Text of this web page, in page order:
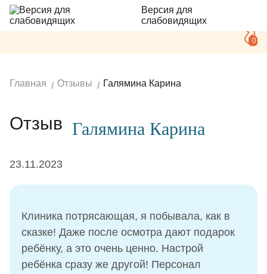
Версия для
слабовидящих
0
Главная Отзывы Галямина Карина
Отзыв Галямина Карина
23.11.2023
Клиника потрясающая, я побывала, как в
сказке! Даже после осмотра дают подарок
ребёнку, а это очень ценно. Настрой
ребёнка сразу же другой! Персонал